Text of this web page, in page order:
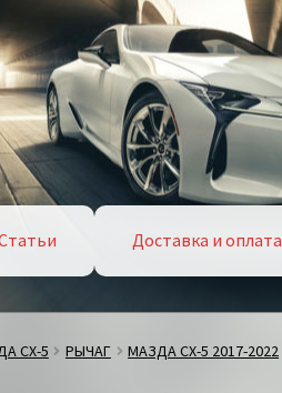
Доставка и оплата
СХ-5 РЫЧАГ МАЗДА СХ-5 2017-2022